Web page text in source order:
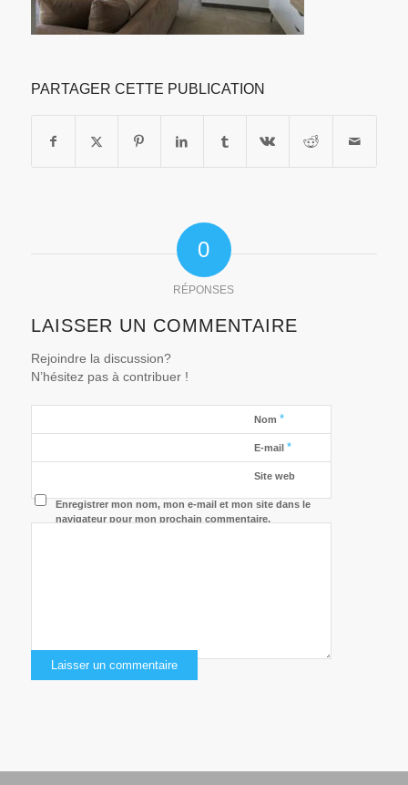
PARTAGER CETTE PUBLICATION
0
RÉPONSES
LAISSER UN COMMENTAIRE
Rejoindre la discussion?
N’hésitez pas à contribuer !
Nom *
E-mail *
Site web
Enregistrer mon nom, mon e-mail et mon site dans le
navigateur pour mon prochain commentaire.